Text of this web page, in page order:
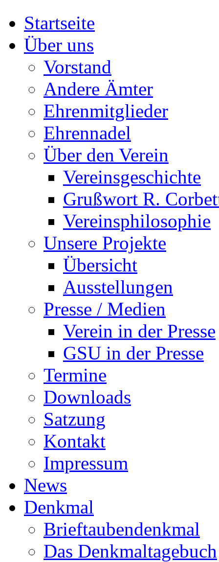
Startseite
Über uns
Vorstand
Andere Ämter
Ehrenmitglieder
Ehrennadel
Über den Verein
Vereinsgeschichte
Grußwort R.
Vereinsphilosophie
Unsere Projekte
Übersicht
Ausstellungen
Presse / Medien
Verein in der Presse
GSU in der Presse
Termine
Downloads
Satzung
Kontakt
Impressum
News
Denkmal
Brieftaubendenkmal
Das Denkmaltagebuch